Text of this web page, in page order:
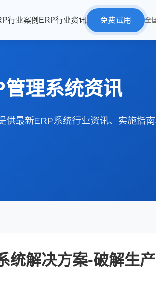
行业案例 ERP行业资讯 免费试用 全
管理系统资讯
供最新ERP系统行业资讯、实施指
统解决方案-破解生